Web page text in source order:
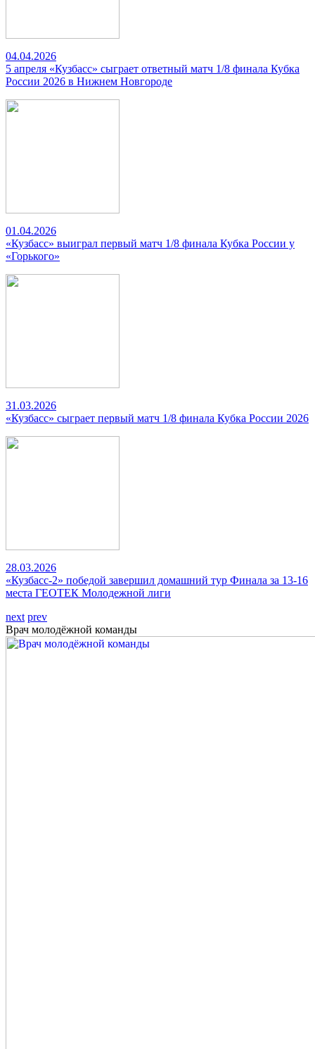
04.04.2026
5 апреля «Кузбасс» сыграет ответный матч 1/8 финала Кубка
России 2026 в Нижнем Новгороде
01.04.2026
«Кузбасс» выиграл первый матч 1/8 финала Кубка России у
«Горького»
31.03.2026
«Кузбасс» сыграет первый матч 1/8 финала Кубка России 2026
28.03.2026
«Кузбасс-2» победой завершил домашний тур Финала за 13-16
места ГЕОТЕК Молодежной лиги
next prev
Врач молодёжной команды